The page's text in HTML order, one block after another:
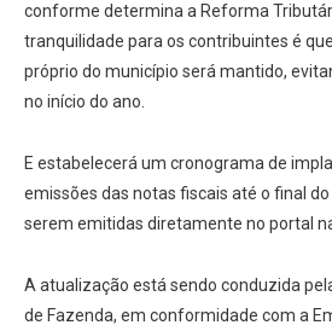
conforme determina a Reforma
tranquilidade para os contribuintes é
próprio do município será mantido,
no início do ano.
E estabelecerá um cronograma de
emissões das notas fiscais até o final
serem emitidas diretamente no portal
A atualização está sendo conduzida
de Fazenda, em conformidade com a